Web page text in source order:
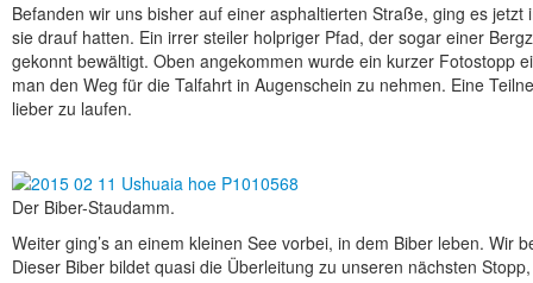
Befanden wir uns bisher auf einer asphaltierten Straße, ging es
sie drauf hatten. Ein irrer steiler holpriger Pfad, der sogar einer
gekonnt bewältigt. Oben angekommen wurde ein kurzer Fotostopp
man den Weg für die Talfahrt in Augenschein zu nehmen. Eine
lieber zu laufen.
Der Biber-Staudamm.
Weiter ging’s an einem kleinen See vorbei, in dem Biber leben. Wir
Dieser Biber bildet quasi die Überleitung zu unseren nächsten